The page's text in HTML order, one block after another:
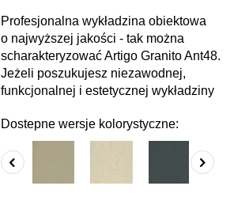
Profesjonalna wykładzina obiektowa
o najwyższej jakości - tak można
scharakteryzować Artigo Granito Ant48.
Jeżeli poszukujesz niezawodnej,
funkcjonalnej i estetycznej wykładziny
Dostepne wersje kolorystyczne: